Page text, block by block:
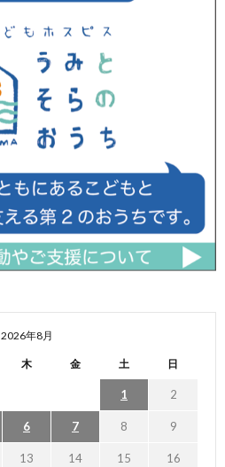
2026年8月
木 金 土 日
1 2
6 7 8 9
13 14 15 16